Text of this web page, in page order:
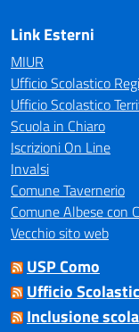
Link Esterni
MIUR
Ufficio Scolastico
Ufficio Scolastico
Scuola in Chiaro
Iscrizioni On Line
Invalsi
Comune Tavernerio
Comune Albese con
Vecchio sito web
USP Como
Ufficio
Inclusione